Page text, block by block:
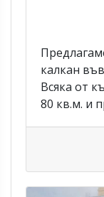
калкан
Всяка от
80 кв.м. и